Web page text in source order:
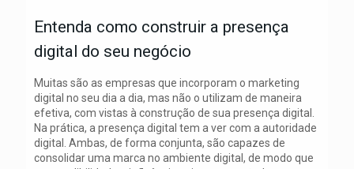
Entenda como construir a presença
digital do seu negócio
Muitas são as empresas que incorporam o marketing
digital no seu dia a dia, mas não o utilizam de maneira
efetiva, com vistas à construção de sua presença digital.
Na prática, a presença digital tem a ver com a autoridade
digital. Ambas, de forma conjunta, são capazes de
consolidar uma marca no ambiente digital, de modo que